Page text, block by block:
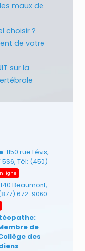
maux de
choisir ?
de votre
sur la
: 1150 rue Lévis,
Tél: (450)
ligne
Beaumont,
672-9060
de
des